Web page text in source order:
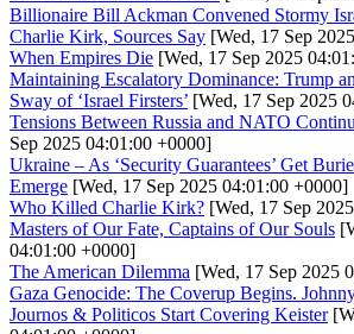
Billionaire Bill Ackman Convened Stormy
Charlie Kirk, Sources Say [Wed, 17 Sep
When Empires Die [Wed, 17 Sep 2025
Maintaining Escalatory Dominance: Trump
Sway of ‘Israel Firsters’ [Wed, 17 Sep 2025
Tensions Between Russia and NATO
Sep 2025 04:01:00 +0000]
Ukraine – As ‘Security Guarantees’ Get
Emerge [Wed, 17 Sep 2025 04:01:00 +0000]
Who Killed Charlie Kirk? [Wed, 17 Sep
Masters of Our Fate, Captains of Our Souls
04:01:00 +0000]
The American Dilemma [Wed, 17 Sep 2025
Gaza Genocide: The Coverup Begins.
Journos & Politicos Start Covering Keister